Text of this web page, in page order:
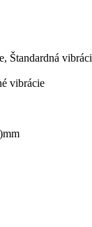
Štandardná
vibrácie